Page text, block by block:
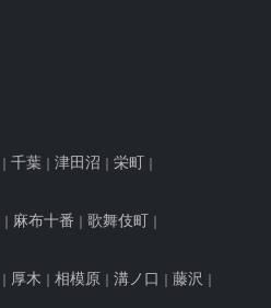
千葉 津田沼 栄町
麻布十番 歌舞伎町
厚木 相模原 溝ノ口 藤沢